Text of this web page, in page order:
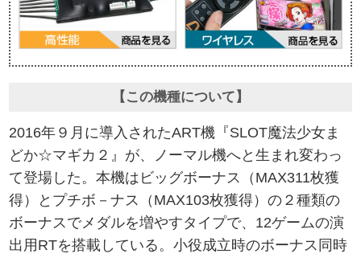
【この機種について】
2016年９月に導入されたART機『SLOT魔法少女ま
どか☆マギカ２』が、ノーマル機へと生まれ変わっ
て登場した。本機はビッグボーナス（MAX311枚獲
得）とプチボ－ナス（MAX103枚獲得）の２種類の
ボーナスでメダルを増やすタイプで、12ゲームの演
出用RTを搭載している。小役成立時のボーナス同時